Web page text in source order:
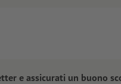
e assicurati un buono